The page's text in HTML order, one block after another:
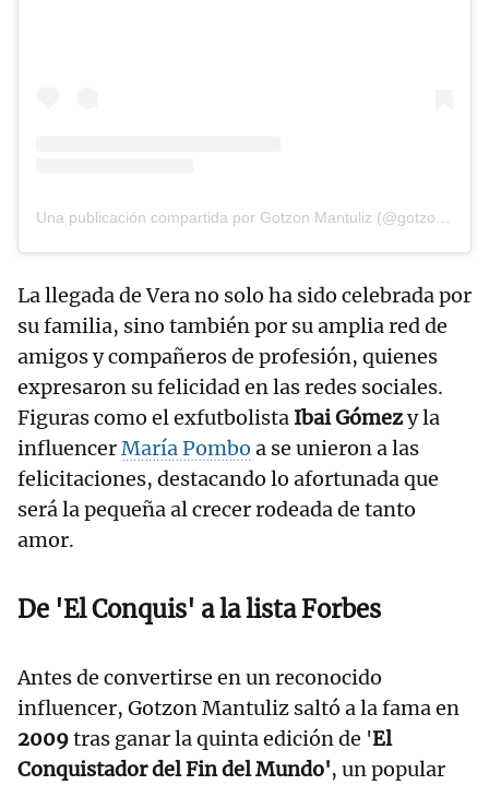
La llegada de Vera no solo ha sido celebrada por
su familia, sino también por su amplia red de
amigos y compañeros de profesión, quienes
expresaron su felicidad en las redes sociales.
Figuras como el exfutbolista Ibai Gómezy la
influencerMaría Pombo a se unieron a las
felicitaciones, destacando lo afortunada que
será la pequeña al crecer rodeada de tanto
amor.
De 'El Conquis' a la lista Forbes
Antes de convertirse en un reconocido
influencer, Gotzon Mantuliz saltó a la fama en
2009tras ganar la quinta edición de 'El
Conquistador del Fin del Mundo', un popular